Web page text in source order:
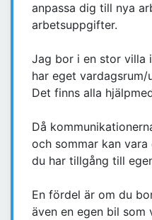
anpassa dig till nya
arbetsuppgifter.
Jag bor i en stor villa
har eget
Det finns alla
Då
och sommar kan
du har tillgång till
En fördel är om du
även en egen bil